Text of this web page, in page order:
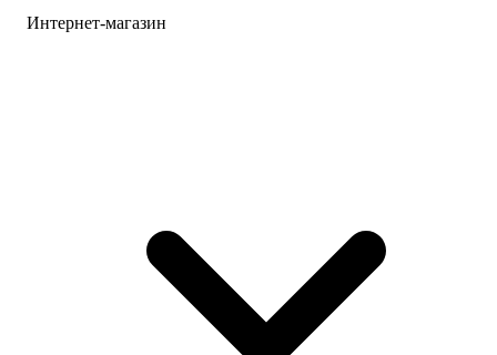
Интернет-магазин